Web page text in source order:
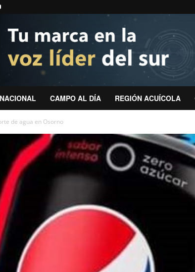
CAMPO AL DÍA REGIÓN ACUÍCOLA
de agua en Osorno